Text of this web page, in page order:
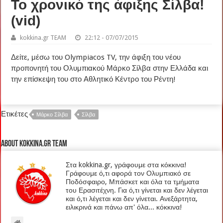
Το χρονικό της άφιξης Σίλβα!
(vid)
kokkina.gr TEAM 22:12 - 07/07/2015
Δείτε, μέσω του Olympiacos TV, την άφιξη του νέου
προπονητή του Ολυμπιακού Μάρκο Σίλβα στην Ελλάδα και
την επίσκεψη του στο Αθλητικό Κέντρο του Ρέντη!
Ετικέτες Μάρκο Σίλβα Σίλβα
About kokkina.gr TEAM
Στα kokkina.gr, γράφουμε στα κόκκινα!
Γράφουμε ό,τι αφορά τον Ολυμπιακό σε
Ποδόσφαιρο, Μπάσκετ και όλα τα τμήματα
του Ερασιτέχνη. Για ό,τι γίνεται και δεν λέγεται
και ό,τι λέγεται και δεν γίνεται. Ανεξάρτητα,
ειλικρινά και πάνω απ' όλα... κόκκινα!